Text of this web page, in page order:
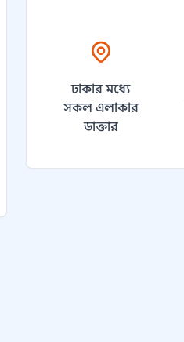
ঢাকার মধ্যে
সকল এলাকার
ডাক্তার